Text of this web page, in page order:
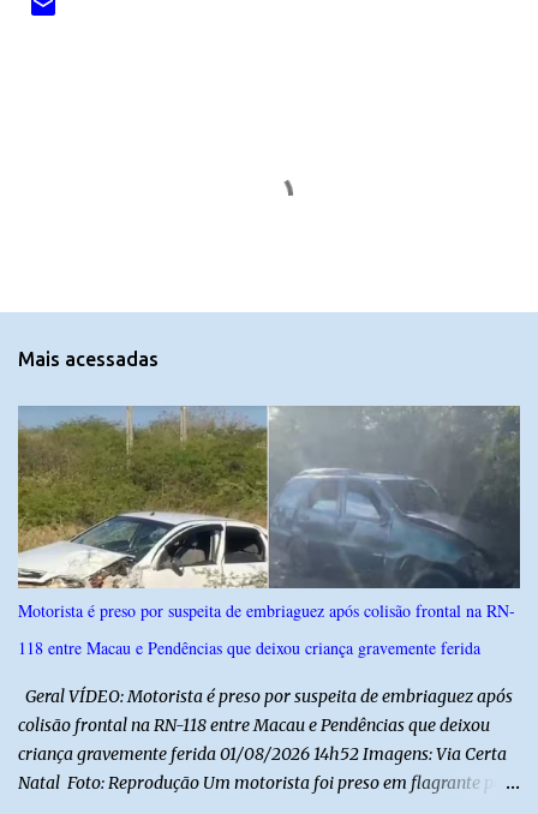
n
r
i
o
s
Mais acessadas
Motorista é preso por suspeita de embriaguez após colisão frontal na RN-
118 entre Macau e Pendências que deixou criança gravemente ferida
Geral VÍDEO: Motorista é preso por suspeita de embriaguez após
colisão frontal na RN-118 entre Macau e Pendências que deixou
criança gravemente ferida 01/08/2026 14h52 Imagens: Via Certa
Natal Foto: Reprodução Um motorista foi preso em flagrante por